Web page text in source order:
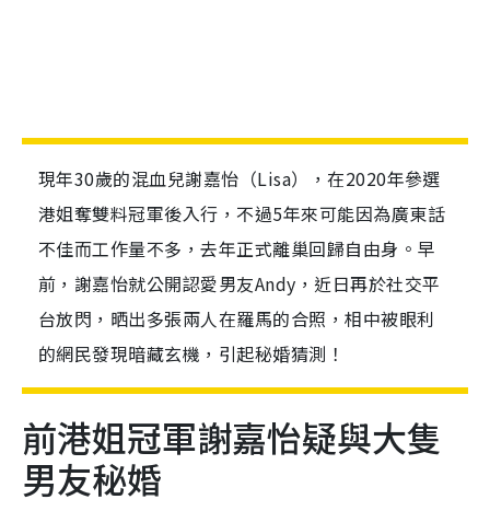
現年30歲的混血兒謝嘉怡（Lisa），在2020年參選
港姐奪雙料冠軍後入行，不過5年來可能因為廣東話
不佳而工作量不多，去年正式離巢回歸自由身。早
前，謝嘉怡就公開認愛男友Andy，近日再於社交平
台放閃，晒出多張兩人在羅馬的合照，相中被眼利
的網民發現暗藏玄機，引起秘婚猜測！
前港姐冠軍謝嘉怡疑與大隻
男友秘婚